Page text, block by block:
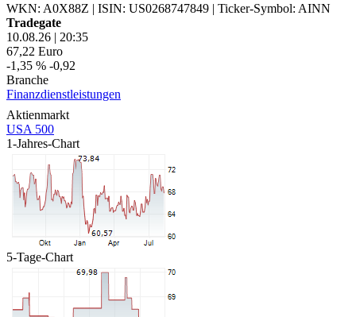
WKN: A0X88Z | ISIN: US0268747849 | Ticker-Symbol: AINN
Tradegate
10.08.26 | 20:35
67,22 Euro
-1,35 % -0,92
Branche
Finanzdienstleistungen
Aktienmarkt
USA 500
1-Jahres-Chart
5-Tage-Chart